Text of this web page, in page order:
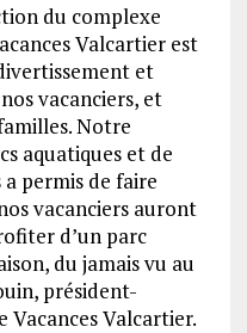
du complexe
Valcartier est
et
vacanciers, et
Notre
aquatiques et de
permis de faire
vacanciers auront
d’un parc
du jamais vu au
président-
Valcartier.